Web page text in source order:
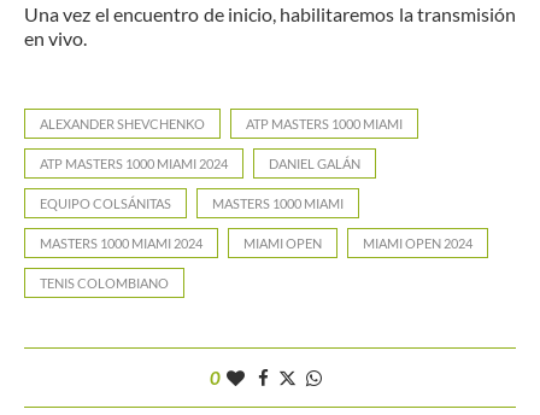
Una vez el encuentro de inicio, habilitaremos la transmisión
en vivo.
ALEXANDER SHEVCHENKO ATP MASTERS 1000 MIAMI
ATP MASTERS 1000 MIAMI 2024 DANIEL GALÁN
EQUIPO COLSÁNITAS MASTERS 1000 MIAMI
MASTERS 1000 MIAMI 2024 MIAMI OPEN MIAMI OPEN 2024
TENIS COLOMBIANO
0